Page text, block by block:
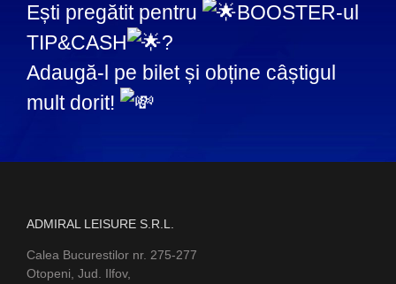
Ești pregătit pentru
BOOSTER-ul
TIP&CASH
?
Adaugă-l pe bilet și obține câștigul
mult dorit!
ADMIRAL LEISURE S.R.L.
Calea Bucurestilor nr. 275-277
Otopeni, Jud. Ilfov,